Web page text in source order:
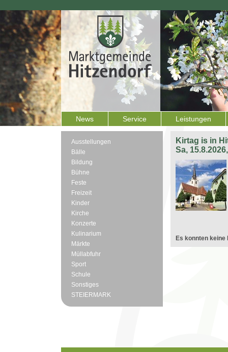
News Service Leistungen
Ausstellungen
Bälle
Bildung
Bühne
Feste
Freizeit
Kinder
Kirche
Konzerte
Kulinarium
Märkte
Müllabfuhr
Sport
Schule
Sonstiges
STEIERMARK
Kirtag is in
Sa,
Es konnten keine